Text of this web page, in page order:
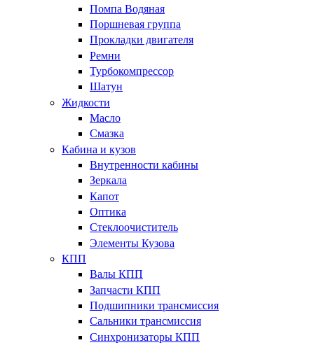
Помпа Водяная
Поршневая группа
Прокладки двигателя
Ремни
Турбокомпрессор
Шатун
Жидкости
Масло
Смазка
Кабина и кузов
Внутренности кабины
Зеркала
Капот
Оптика
Стеклоочиститель
Элементы Кузова
КПП
Валы КПП
Запчасти КПП
Подшипники трансмиссия
Сальники трансмиссия
Синхронизаторы КПП